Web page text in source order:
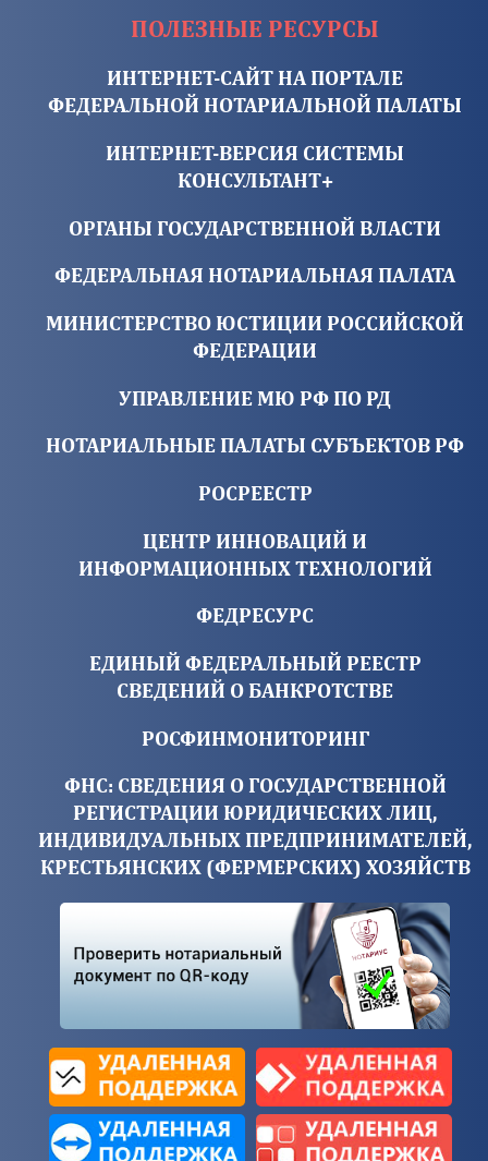
ПОЛЕЗНЫЕ РЕСУРСЫ
ИНТЕРНЕТ-САЙТ НА ПОРТАЛЕ
ФЕДЕРАЛЬНОЙ НОТАРИАЛЬНОЙ ПАЛАТЫ
ИНТЕРНЕТ-ВЕРСИЯ СИСТЕМЫ
КОНСУЛЬТАНТ+
ОРГАНЫ ГОСУДАРСТВЕННОЙ ВЛАСТИ
ФЕДЕРАЛЬНАЯ НОТАРИАЛЬНАЯ ПАЛАТА
МИНИСТЕРСТВО ЮСТИЦИИ РОССИЙСКОЙ
ФЕДЕРАЦИИ
УПРАВЛЕНИЕ МЮ РФ ПО РД
НОТАРИАЛЬНЫЕ ПАЛАТЫ СУБЪЕКТОВ РФ
РОСРЕЕСТР
ЦЕНТР ИННОВАЦИЙ И
ИНФОРМАЦИОННЫХ ТЕХНОЛОГИЙ
ФЕДРЕСУРС
ЕДИНЫЙ ФЕДЕРАЛЬНЫЙ РЕЕСТР
СВЕДЕНИЙ О БАНКРОТСТВЕ
РОСФИНМОНИТОРИНГ
ФНС: СВЕДЕНИЯ О ГОСУДАРСТВЕННОЙ
РЕГИСТРАЦИИ ЮРИДИЧЕСКИХ ЛИЦ,
ИНДИВИДУАЛЬНЫХ ПРЕДПРИНИМАТЕЛЕЙ,
КРЕСТЬЯНСКИХ (ФЕРМЕРСКИХ) ХОЗЯЙСТВ